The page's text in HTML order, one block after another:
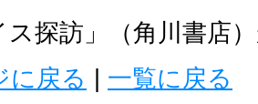
探訪」（角川書店
に戻る
一覧に戻る